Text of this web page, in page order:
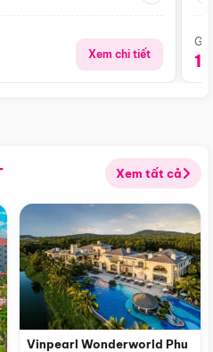
Xem chi tiết
Xem tất cả
Vinpearl Wonderworld Phu